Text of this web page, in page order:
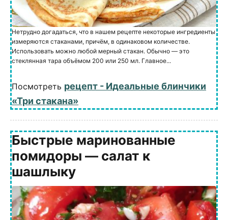
Нетрудно догадаться, что в нашем рецепте некоторые ингредиенты
измеряются стаканами, причём, в одинаковом количестве.
Использовать можно любой мерный стакан. Обычно — это
стеклянная тара объёмом 200 или 250 мл. Главное...
Посмотреть рецепт - Идеальные блинчики
«Три стакана»
Быстрые маринованные
помидоры — салат к
шашлыку